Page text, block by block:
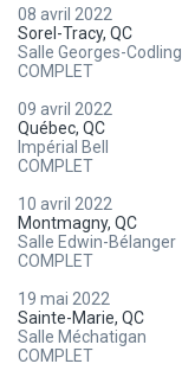
08 avril 2022
Sorel-Tracy, QC
Salle Georges-Codling
COMPLET
09 avril 2022
Québec, QC
Impérial Bell
COMPLET
10 avril 2022
Montmagny, QC
Salle Edwin-Bélanger
COMPLET
19 mai 2022
Sainte-Marie, QC
Salle Méchatigan
COMPLET